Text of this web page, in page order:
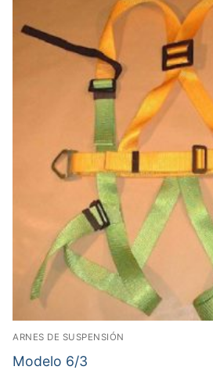
ARNES DE SUSPENSIÓN
Modelo 6/3